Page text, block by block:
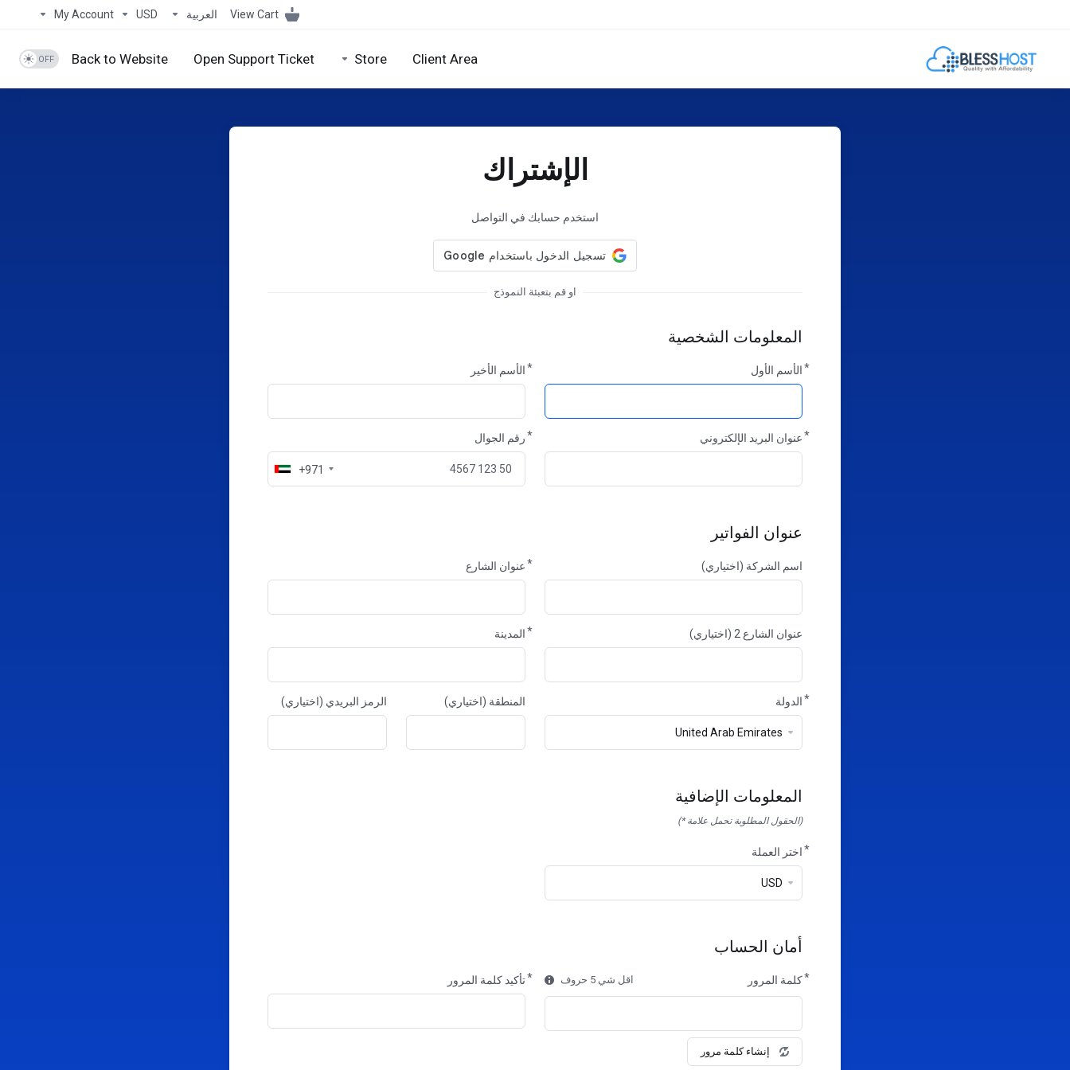
View Cart العربية USD
My Account
Client Area
Store
Open Support Ticket
Back to Website
الإشتراك
استخدم حسابك في التواصل
او قم بتعبئة النموذج
المعلومات الشخصية
الأسم الأول الأسم الأخير
عنوان البريد الإلكتروني رقم الجوال
+971
عنوان الفواتير
اسم الشركة (اختياري) عنوان الشارع
عنوان الشارع 2 (اختياري) المدينة
الدولة المنطقة
المنطقة (اختياري) الرمز البريدي (اختياري)
المعلومات الإضافية
(الحقول المطلوبة تحمل علامة *)
اختر العملة
أمان الحساب
كلمة المرور اقل شي 5 حروف
إنشاء كلمة مرور
تأكيد كلمة المرور